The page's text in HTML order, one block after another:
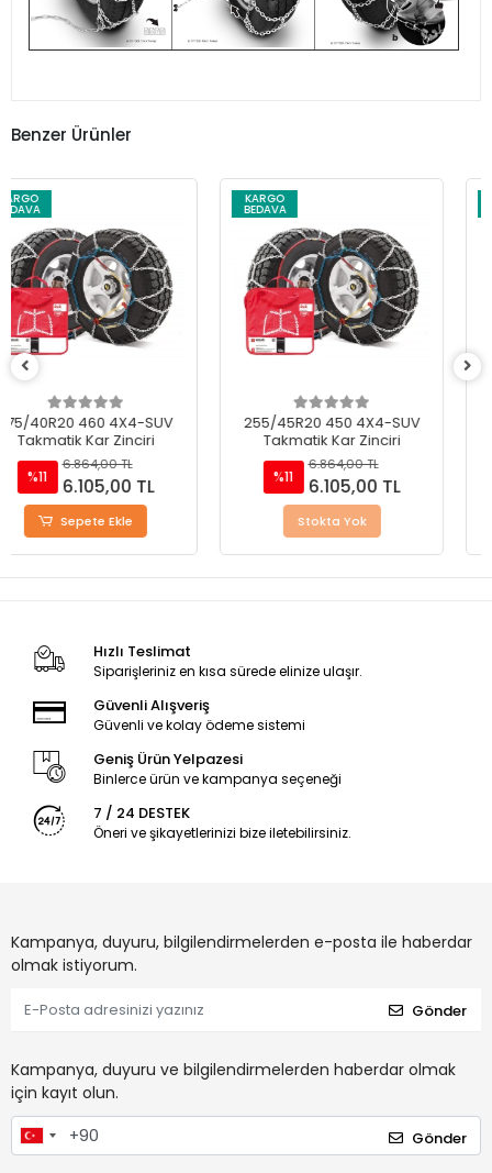
Benzer Ürünler
KARGO
BEDAVA
255/45R20 450 4X4-SUV
Takmatik Kar Zinciri
%11
6.864,00 TL
6.105,00 TL
Stokta Yok
KARGO
BEDAVA
245/45R18 400 4X4-SUV
Takmatik Kar Zinciri
%11
6.864,00 TL
6.105,00 TL
Sepete Ekle
Hızlı Teslimat
Siparişleriniz en kısa sürede elinize ulaşır.
Güvenli Alışveriş
Güvenli ve kolay ödeme sistemi
Geniş Ürün Yelpazesi
Binlerce ürün ve kampanya seçeneği
7 / 24 DESTEK
Öneri ve şikayetlerinizi bize iletebilirsiniz.
Kampanya, duyuru, bilgilendirmelerden e-posta ile haberdar
olmak istiyorum.
Gönder
Kampanya, duyuru ve bilgilendirmelerden haberdar olmak
için kayıt olun.
Gönder